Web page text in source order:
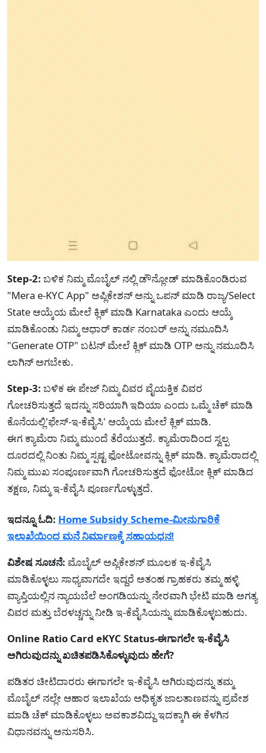
Step-2: ಬಳಿಕ ನಿಮ್ಮ ಮೊಬೈಲ್ ನಲ್ಲಿ ಡೌನ್ಲೋಡ್ ಮಾಡಿಕೊಂಡಿರುವ
"Mera e-KYC App" ಅಪ್ಲಿಕೇಶನ್ ಅನ್ನು ಒಪನ್ ಮಾಡಿ ರಾಜ್ಯ/Select
State ಆಯ್ಕೆಯ ಮೇಲೆ ಕ್ಲಿಕ್ ಮಾಡಿ Karnataka ಎಂದು ಆಯ್ಕೆ
ಮಾಡಿಕೊಂಡು ನಿಮ್ಮ ಆಧಾರ್ ಕಾರ್ಡ ನಂಬರ್ ಅನ್ನು ನಮೂದಿಸಿ
"Generate OTP" ಬಟನ್ ಮೇಲೆ ಕ್ಲಿಕ್ ಮಾಡಿ OTP ಅನ್ನು ನಮೂದಿಸಿ
ಲಾಗಿನ್ ಅಗಬೇಕು.
Step-3: ಬಳಿಕ ಈ ಪೇಜ್ ನಿಮ್ಮ ವಿವರ ವೈಯಕ್ತಿಕ ವಿವರ
ಗೋಚರಿಸುತ್ತದೆ ಇದನ್ನು ಸರಿಯಾಗಿ ಇದಿಯಾ ಎಂದು ಒಮ್ಮೆ ಚೆಕ್ ಮಾಡಿ
ಕೊನೆಯಲ್ಲಿ'ಫೇಸ್-ಇ-ಕೆವೈಸಿ' ಆಯ್ಕೆಯ ಮೇಲೆ ಕ್ಲಿಕ್ ಮಾಡಿ.
ಈಗ ಕ್ಯಾಮೆರಾ ನಿಮ್ಮ ಮುಂದೆ ತೆರೆಯುತ್ತದೆ. ಕ್ಯಾಮೆರಾದಿಂದ ಸ್ವಲ್ಪ
ದೂರದಲ್ಲಿ ನಿಂತು ನಿಮ್ಮ ಸ್ಪಷ್ಟ ಫೋಟೋವನ್ನು ಕ್ಲಿಕ್ ಮಾಡಿ. ಕ್ಯಾಮೆರಾದಲ್ಲಿ
ನಿಮ್ಮ ಮುಖ ಸಂಪೂರ್ಣವಾಗಿ ಗೋಚರಿಸುತ್ತದೆ ಫೋಟೋ ಕ್ಲಿಕ್ ಮಾಡಿದ
ತಕ್ಷಣ, ನಿಮ್ಮ ಇ-ಕೆವೈಸಿ ಪೂರ್ಣಗೊಳ್ಳುತ್ತದೆ.
ಇದನ್ನೂ ಓದಿ: Home Subsidy Scheme-ಮೀನುಗಾರಿಕೆ
ಇಲಾಖೆಯಿಂದ ಮನೆ ನಿರ್ಮಾಣಕ್ಕೆ ಸಹಾಯಧನ!
ವಿಶೇಷ ಸೂಚನೆ: ಮೊಬೈಲ್ ಅಪ್ಲಿಕೇಶನ್ ಮೂಲಕ ಇ-ಕೆವೈಸಿ
ಮಾಡಿಕೊಳ್ಳಲು ಸಾಧ್ಯವಾಗದೇ ಇದ್ದರೆ ಅತಂಹ ಗ್ರಾಹಕರು ತಮ್ಮ ಹಳ್ಳಿ
ವ್ಯಾಪ್ತಿಯಲ್ಲಿನ ನ್ಯಾಯಬೆಲೆ ಅಂಗಡಿಯನ್ನು ನೇರವಾಗಿ ಭೇಟಿ ಮಾಡಿ ಅಗತ್ಯ
ವಿವರ ಮತ್ತು ಬೆರಳಚ್ಚನ್ನು ನೀಡಿ ಇ-ಕೆವೈಸಿಯನ್ನು ಮಾಡಿಕೊಳ್ಳಬಹುದು.
Online Ratio Card eKYC Status-ಈಗಾಗಲೇ ಇ-ಕೆವೈಸಿ
ಅಗಿರುವುದನ್ನು ಖಚಿತಪಡಿಸಿಕೊಳ್ಳುವುದು ಹೇಗೆ?
ಪಡಿತರ ಚೀಟಿದಾರರು ಈಗಾಗಲೇ ಇ-ಕೆವೈಸಿ ಅಗಿರುವುದನ್ನು ತಮ್ಮ
ಮೊಬೈಲ್ ನಲ್ಲೇ ಆಹಾರ ಇಲಾಖೆಯ ಅಧಿಕೃತ ಜಾಲತಾಣವನ್ನು ಪ್ರವೇಶ
ಮಾಡಿ ಚೆಕ್ ಮಾಡಿಕೊಳ್ಳಲು ಅವಕಾಶವಿದ್ದು ಇದಕ್ಕಾಗಿ ಈ ಕೆಳಗಿನ
ವಿಧಾನವನ್ನು ಅನುಸರಿಸಿ.